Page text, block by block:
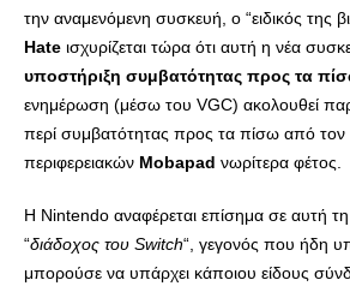
την αναμενόμενη συσκευή, ο “ειδικός της
Hate ισχυρίζεται τώρα ότι αυτή η νέα
υποστήριξη συμβατότητας προς τα
ενημέρωση (μέσω του VGC) ακολουθεί
περί συμβατότητας προς τα πίσω από τον
περιφερειακών Mobapad νωρίτερα φέτος.
Η Nintendo αναφέρεται επίσημα σε αυτή
“διάδοχος του Switch“, γεγονός που ήδη
μπορούσε να υπάρχει κάποιου είδους